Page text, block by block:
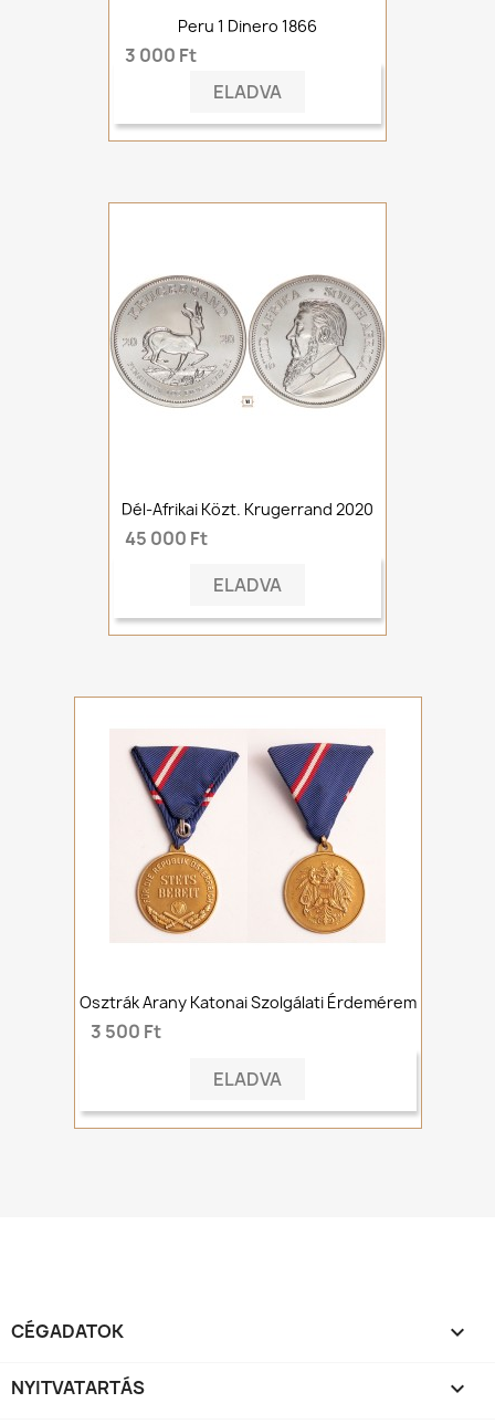
Peru 1 Dinero 1866
3 000 Ft
ELADVA
Dél-Afrikai Közt. Krugerrand 2020
45 000 Ft
ELADVA
Osztrák Arany Katonai Szolgálati Érdemérem
3 500 Ft
ELADVA
CÉGADATOK 
NYITVATARTÁS 